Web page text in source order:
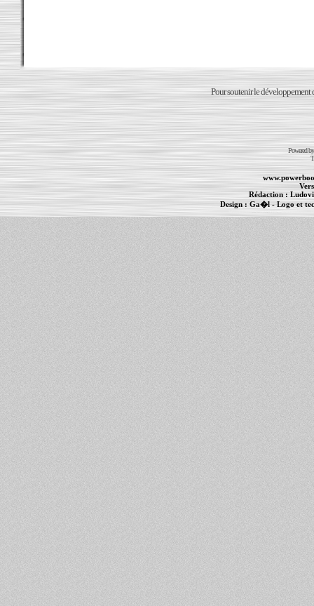
Pour soutenir le développement
Powered
Rédaction :
Design : Ga�l- Logo et
Informations : PowerBook -